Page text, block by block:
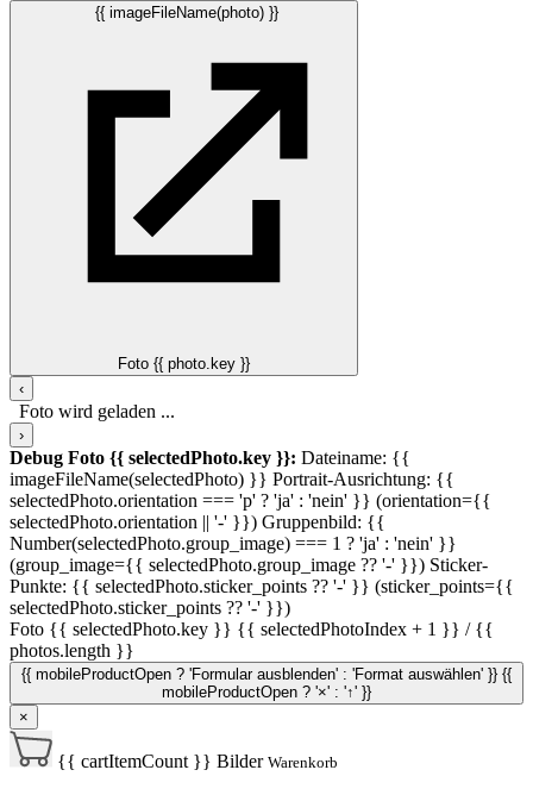
{{ imageFileName(photo) }}
Foto {{ photo.key }}
‹
Foto wird geladen ...
›
Debug Foto {{ selectedPhoto.key }}: Dateiname: {{
imageFileName(selectedPhoto) }} Portrait-Ausrichtung: {{
selectedPhoto.orientation === 'p' ? 'ja' : 'nein' }} (orientation={{
selectedPhoto.orientation || '-' }}) Gruppenbild: {{
Number(selectedPhoto.group_image) === 1 ? 'ja' : 'nein' }}
(group_image={{ selectedPhoto.group_image ?? '-' }}) Sticker-
Punkte: {{ selectedPhoto.sticker_points ?? '-' }} (sticker_points={{
selectedPhoto.sticker_points ?? '-' }})
Foto {{ selectedPhoto.key }} {{ selectedPhotoIndex + 1 }} / {{
photos.length }}
{{ mobileProductOpen ? 'Formular ausblenden' : 'Format auswählen' }} {{
mobileProductOpen ? '×' : '↑' }}
×
{{ cartItemCount }} Bilder Warenkorb